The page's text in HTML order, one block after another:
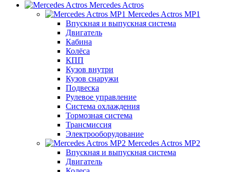
Mercedes Actros
Mercedes Actros MP1
Впускная и выпускная система
Двигатель
Кабина
Колёса
КПП
Кузов внутри
Кузов снаружи
Подвеска
Рулевое управление
Система охлаждения
Тормозная система
Трансмиссия
Электрооборудование
Mercedes Actros MP2
Впускная и выпускная система
Двигатель